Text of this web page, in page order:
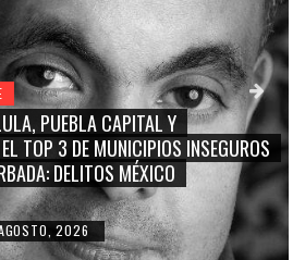
NAY SALVATORI, SERGIO MAYER,
CORCHOLATA”, CUAUHTÉMOC
LA TRIVIALIZACIÓN Y
LA REPRESENTACIÓN CIUDADANA
2026